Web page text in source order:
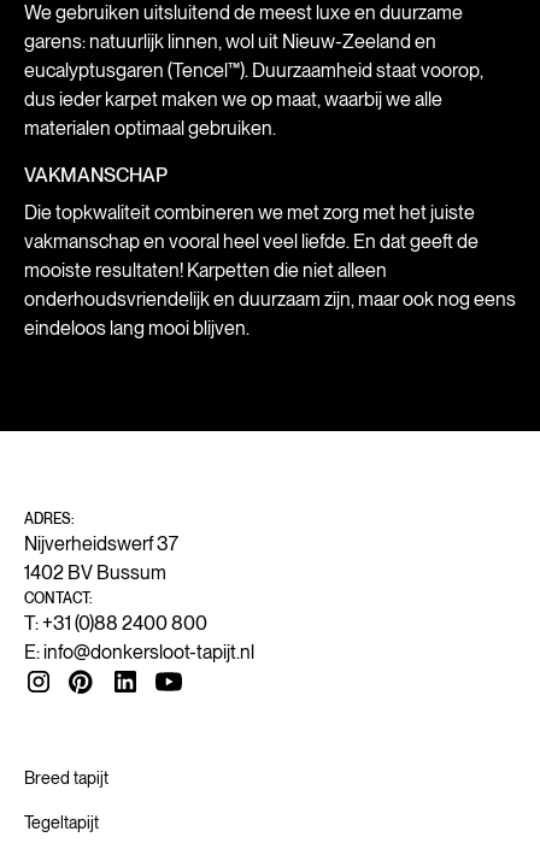
We gebruiken uitsluitend de meest luxe en duurzame
garens: natuurlijk linnen, wol uit Nieuw-Zeeland en
eucalyptusgaren (Tencel™). Duurzaamheid staat voorop,
dus ieder karpet maken we op maat, waarbij we alle
materialen optimaal gebruiken.
VAKMANSCHAP
Die topkwaliteit combineren we met zorg met het juiste
vakmanschap en vooral heel veel liefde. En dat geeft de
mooiste resultaten! Karpetten die niet alleen
onderhoudsvriendelijk en duurzaam zijn, maar ook nog eens
eindeloos lang mooi blijven.
ADRES:
Nijverheidswerf 37
1402 BV Bussum
CONTACT:
T: +31 (0)88 2400 800
E:info@donkersloot-tapijt.nl
Breed tapijt
Tegeltapijt